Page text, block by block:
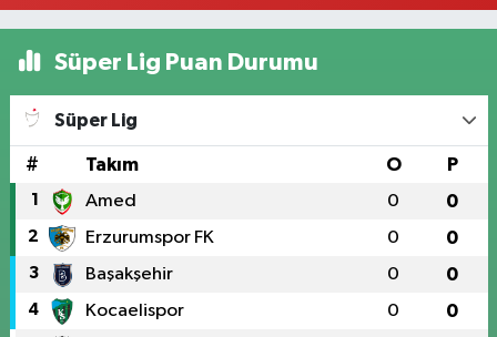
Süper Lig Puan Durumu
Süper Lig
# Takım O P
1 Amed 0 0
2 Erzurumspor FK 0 0
3 Başakşehir 0 0
4 Kocaelispor 0 0